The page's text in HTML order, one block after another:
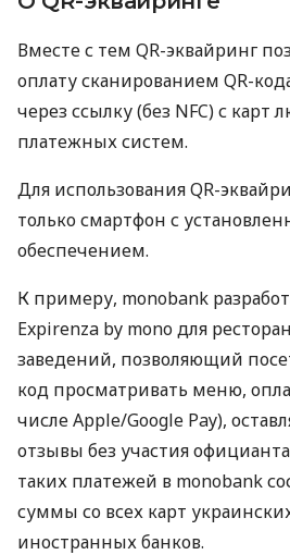
Вместе с тем QR-эквайринг
оплату сканированием QR-
через ссылку (без NFC) с карт
платежных систем.
Для использования QR-
только смартфон с
обеспечением.
К примеру, monobank
Expirenza by mono для
заведений, позволяющий
код просматривать меню,
числе Apple/Google Pay),
отзывы без участия
таких платежей в monobank
суммы со всех карт
иностранных банков.